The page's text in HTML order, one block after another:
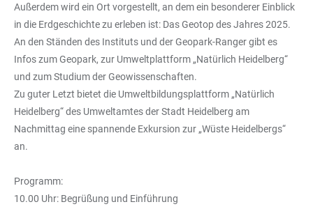
Außerdem wird ein Ort vorgestellt, an dem ein besonderer Einblick
in die Erdgeschichte zu erleben ist: Das Geotop des Jahres 2025.
An den Ständen des Instituts und der Geopark-Ranger gibt es
Infos zum Geopark, zur Umweltplattform „Natürlich Heidelberg“
und zum Studium der Geowissenschaften.
Zu guter Letzt bietet die Umweltbildungsplattform „Natürlich
Heidelberg“ des Umweltamtes der Stadt Heidelberg am
Nachmittag eine spannende Exkursion zur „Wüste Heidelbergs“
an.
Programm:
10.00 Uhr: Begrüßung und Einführung